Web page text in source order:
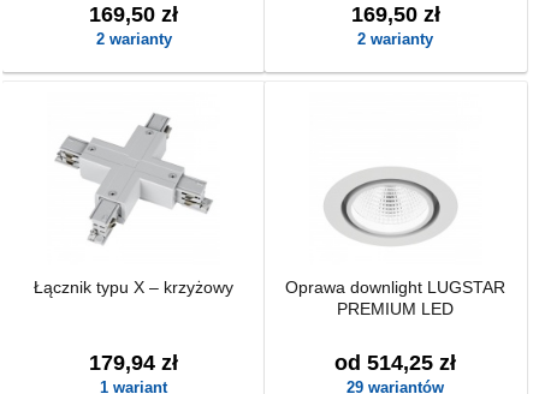
169,50 zł
2 warianty
169,50 zł
2 warianty
Łącznik typu X – krzyżowy
179,94 zł
1 wariant
Oprawa downlight LUGSTAR
PREMIUM LED
od 514,25 zł
29 wariantów